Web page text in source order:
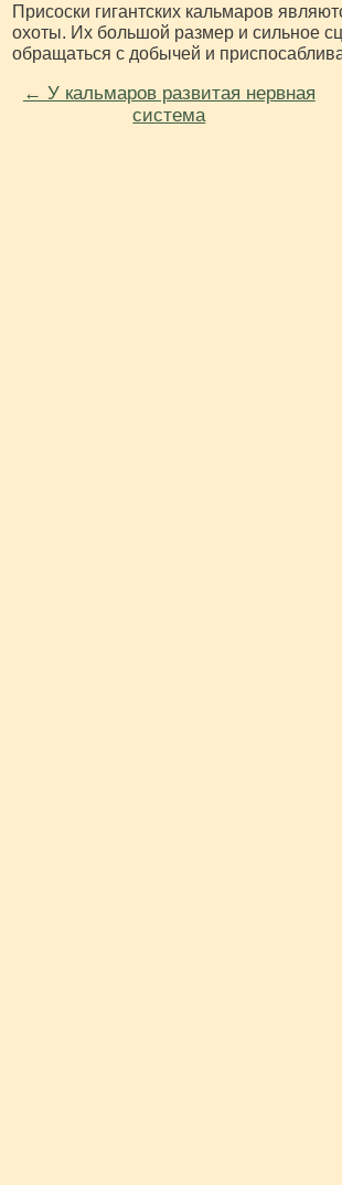
Присоски гигантских кальмаров
охоты. Их большой размер и сильное
обращаться с добычей и
← У кальмаров развитая нервная
система